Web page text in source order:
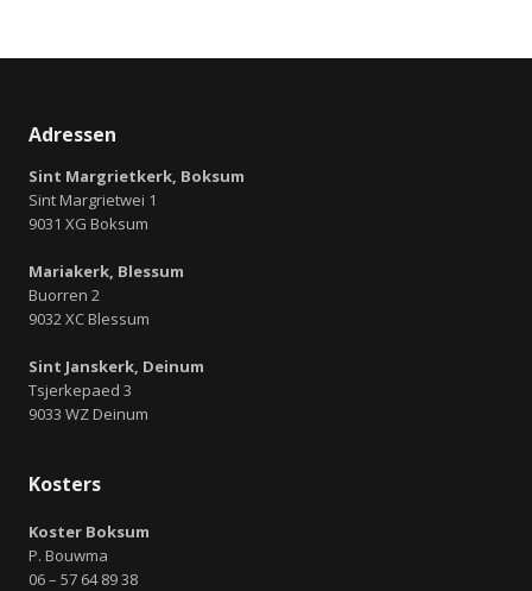
Adressen
Sint Margrietkerk, Boksum
Sint Margrietwei 1
9031 XG Boksum
Mariakerk, Blessum
Buorren 2
9032 XC Blessum
Sint Janskerk, Deinum
Tsjerkepaed 3
9033 WZ Deinum
Kosters
Koster Boksum
P. Bouwma
06 – 57 64 89 38